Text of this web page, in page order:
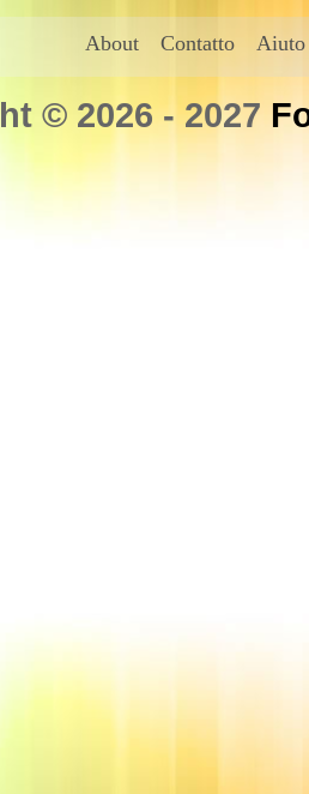
About Contatto Aiuto
© 2026 - 2027